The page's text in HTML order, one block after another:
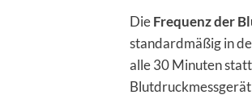
DieFrequenz der
standardmäßig in
alle 30 Minuten